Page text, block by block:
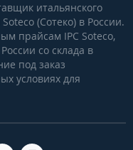
итальянского
(Сотеко) в России.
прайсам IPC Soteco,
со склада в
под заказ
условиях для